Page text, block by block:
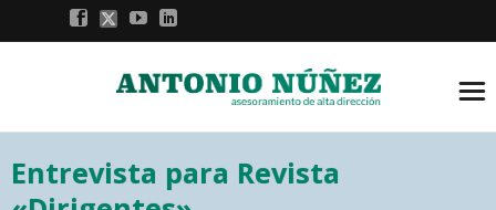
Entrevista para Revista